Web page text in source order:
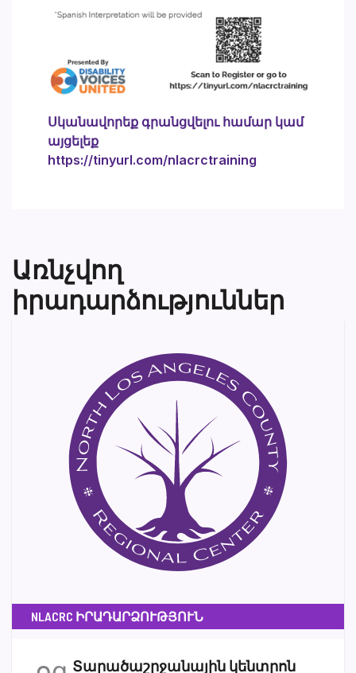
Սկանավորեք գրանցվելու համար կամ
այցելեք
https://tinyurl.com/nlacrctraining
Առնչվող
իրադարձություններ
NLACRC ԻՐԱԴԱՐՁՈՒԹՅՈՒՆ
Տարածաշրջանային կենտրոն